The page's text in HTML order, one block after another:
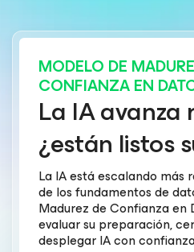
MODELO DE
CONFIANZA EN
La IA avanza
¿están listos
La IA está escalando más
de los fundamentos de
Madurez de Confianza en
evaluar su preparación,
desplegar IA con